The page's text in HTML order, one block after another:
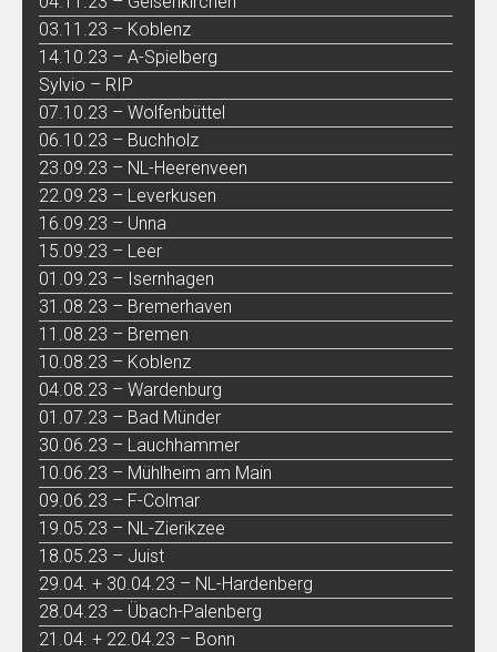
03.11.23 – Koblenz
14.10.23 – A-Spielberg
Sylvio – RIP
07.10.23 – Wolfenbüttel
06.10.23 – Buchholz
23.09.23 – NL-Heerenveen
22.09.23 – Leverkusen
16.09.23 – Unna
15.09.23 – Leer
01.09.23 – Isernhagen
31.08.23 – Bremerhaven
11.08.23 – Bremen
10.08.23 – Koblenz
04.08.23 – Wardenburg
01.07.23 – Bad Münder
30.06.23 – Lauchhammer
10.06.23 – Mühlheim am Main
09.06.23 – F-Colmar
19.05.23 – NL-Zierikzee
18.05.23 – Juist
29.04. + 30.04.23 – NL-Hardenberg
28.04.23 – Übach-Palenberg
21.04. + 22.04.23 – Bonn